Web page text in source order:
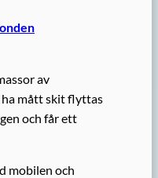
av
mått skit flyttas
och får ett
mobilen och